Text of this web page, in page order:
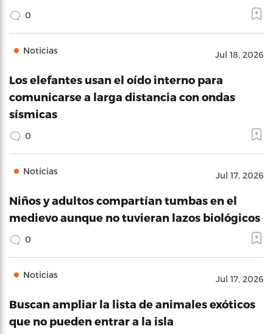
0
Noticias Jul 18, 2026
Los elefantes usan el oído interno para
comunicarse a larga distancia con ondas
sísmicas
0
Noticias Jul 17, 2026
Niños y adultos compartían tumbas en el
medievo aunque no tuvieran lazos biológicos
0
Noticias Jul 17, 2026
Buscan ampliar la lista de animales exóticos
que no pueden entrar a la isla